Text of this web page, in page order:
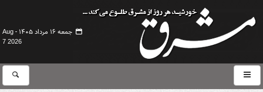
جمعه ۱۶ مرداد ۱۴۰۵ -
Aug
7 2026